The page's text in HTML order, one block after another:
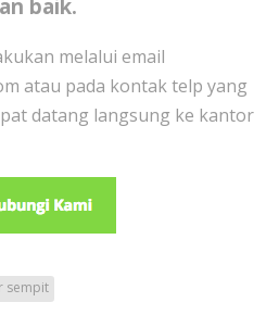
baik.
melalui email
atau pada kontak telp yang
datang langsung ke kantor
sempit